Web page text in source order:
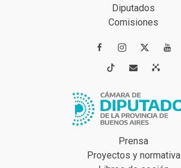
Diputados
Comisiones
 
 
Prensa
Proyectos y normativa